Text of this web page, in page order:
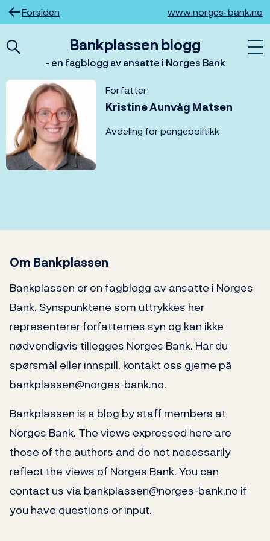
Hopp
til
Forsiden www.norges-bank.no
Bankplassen blogg
- en fagblogg av ansatte i Norges Bank
Forfatter:
Kristine Aunvåg Matsen
Avdeling for pengepolitikk
Om Bankplassen
Bankplassen er en fagblogg av ansatte i Norges
Bank. Synspunktene som uttrykkes her
representerer forfatternes syn og kan ikke
nødvendigvis tillegges Norges Bank. Har du
spørsmål eller innspill, kontakt oss gjerne på
bankplassen@norges-bank.no.
Bankplassen is a blog by staff members at
Norges Bank. The views expressed here are
those of the authors and do not necessarily
reflect the views of Norges Bank. You can
contact us via bankplassen@norges-bank.no if
you have questions or input.